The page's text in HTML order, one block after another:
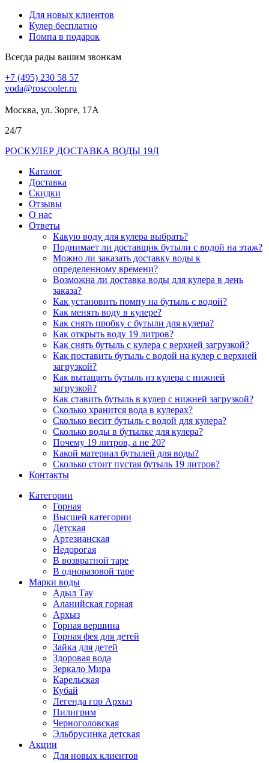
Для новых клиентов
Кулер бесплатно
Помпа в подарок
Всегда рады вашим звонкам
+7 (495) 230 58 57
voda@roscooler.ru
Москва, ул. Зорге, 17А
24/7
РОСКУЛЕР ДОСТАВКА ВОДЫ 19Л
Каталог
Доставка
Скидки
Отзывы
О нас
Ответы
Какую воду для кулера выбрать?
Поднимает ли доставщик бутыли с водой на этаж?
Можно ли заказать доставку воды к
определенному времени?
Возможна ли доставка воды для кулера в день
заказа?
Как установить помпу на бутыль с водой?
Как менять воду в кулере?
Как снять пробку с бутыли для кулера?
Как открыть воду 19 литров?
Как снять бутыль с кулера с верхней загрузкой?
Как поставить бутыль с водой на кулер с верхней
загрузкой?
Как вытащить бутыль из кулера с нижней
загрузкой?
Как ставить бутыль в кулер с нижней загрузкой?
Сколько хранится вода в кулерах?
Сколько весит бутыль с водой для кулера?
Сколько воды в бутылке для кулера?
Почему 19 литров, а не 20?
Какой материал бутылей для воды?
Сколько стоит пустая бутыль 19 литров?
Контакты
Категории
Горная
Высшей категории
Детская
Артезианская
Недорогая
В возвратной таре
В одноразовой таре
Марки воды
Адыл Тау
Аланийская горная
Архыз
Горная вершина
Горная фея для детей
Зайка для детей
Здоровая вода
Зеркало Мира
Карельская
Кубай
Легенда гор Архыз
Пилигрим
Черноголовская
Эльбрусинка детская
Акции
Для новых клиентов